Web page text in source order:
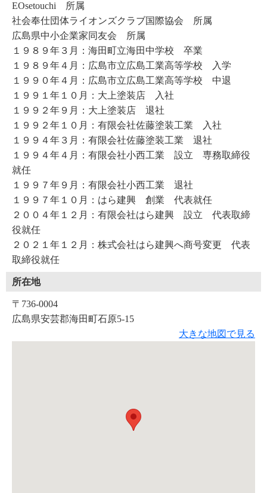
EOsetouchi 所属
社会奉仕団体ライオンズクラブ国際協会 所属
広島県中小企業家同友会 所属
１９８９年３月：海田町立海田中学校 卒業
１９８９年４月：広島市立広島工業高等学校 入学
１９９０年４月：広島市立広島工業高等学校 中退
１９９１年１０月：大上塗装店 入社
１９９２年９月：大上塗装店 退社
１９９２年１０月：有限会社佐藤塗装工業 入社
１９９４年３月：有限会社佐藤塗装工業 退社
１９９４年４月：有限会社小西工業 設立 専務取締役
就任
１９９７年９月：有限会社小西工業 退社
１９９７年１０月：はら建興 創業 代表就任
２００４年１２月：有限会社はら建興 設立 代表取締
役就任
２０２１年１２月：株式会社はら建興へ商号変更 代表
取締役就任
所在地
〒736-0004
広島県安芸郡海田町石原5-15
大きな地図で見る